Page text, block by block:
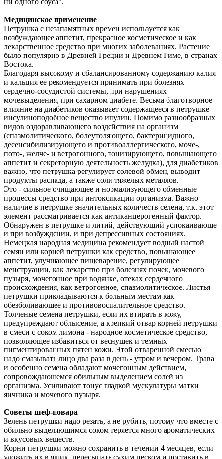
Медицинское применение
Петрушка с незапамятных времен используется как
возбуждающее аппетит, прекрасное косметическое и как
лекарственное средство при многих заболеваниях. Растение
было популярно в Древней Греции и Древнем Риме, в странах
Востока.
Благодаря высокому и сбалансированному содержанию калия
и кальция ее рекомендуется принимать при болезнях
сердечно-сосудистой системы, при нарушениях
мочевыделения, при сахарном диабете. Весьма благотворное
влияние на диабетиков оказывает содержащееся в петрушке
инсулиноподобное вещество инулин. Помимо разнообразных
видов оздоравливающего воздействия на организм
(спазмолитического, болеутоляющего, бактерицидного,
десенсибилизирующего и противоаллергического, моче-,
пото-, желче- и ветрогонного, тонизирующего, повышающего
аппетит и секреторную деятельность желудка), для диабетиков
важно, что петрушка регулирует солевой обмен, выводит
продукты распада, а также соли тяжелых металлов.
Это - сильное очищающее и нормализующего обменные
процессы средство при интоксикации организма. Важно
наличие в петрушке значительных количеств селена, т.к. этот
элемент рассматривается как антиканцерогенный фактор.
Обнаружен в петрушке и литий, действующий успокаивающе
и при возбуждении, и при депрессивных состояниях.
Немецкая народная медицина рекомендует водный настой
семян или корней петрушки как средство, повышающее
аппетит, улучшающее пищеварение, регулирующее
менструации, как лекарство при болезнях почек, мочевого
пузыря, мочегонное при водянке, отеках сердечного
происхождения, как ветрогонное, спазмолитическое. Листья
петрушки прикладываются к больным местам как
обезболивающее и противовоспалительное средство.
Толченые семена петрушки, если их втирать в кожу,
предупреждают облысение, а крепкий отвар корней петрушки
в смеси с соком лимона - народное косметическое средство,
позволяющее избавиться от веснушек и темных
пигментированных пятен кожи. Этой отваренной смесью
надо смазывать лицо два раза в день - утром и вечером. Трава
и особенно семена обладают мочегонным действием,
сопровождающемся обильным выделением солей из
организма. Усиливают тонус гладкой мускулатуры матки
яичника и мочевого пузыря.
Советы шеф-повара
Зелень петрушки надо резать, а не рубить, потому что вместе с
обильно выделяющимся соком теряется много ароматических
и вкусовых веществ.
Корни петрушки можно сохранить в течении 4 месяцев, если
уложить их в ящик, пересыпать сухим песком и поставить в